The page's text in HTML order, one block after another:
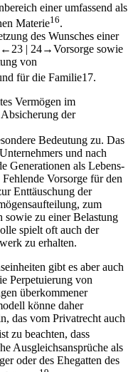
einer umfassend als
Materie16.
des Wunsches einer
←23 | 24→Vorsorge sowie
von
für die Familie17.
Vermögen im
der
Bedeutung zu. Das
und nach
Generationen als Lebens-
Vorsorge für den
Enttäuschung der
zum
sowie zu einer Belastung
spielt oft auch der
zu erhalten.
gibt es aber auch
Perpetuierung von
überkommener
könne daher
das vom Privatrecht auch
zu beachten, dass
Ausgleichsansprüche als
oder des Ehegatten des